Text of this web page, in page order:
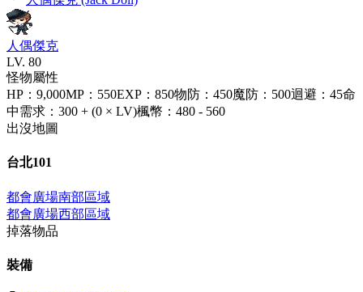
人偶傑克
LV. 80
怪物屬性
HP ： 9,000MP ： 550EXP ： 850物防 ： 450魔防 ： 500迴避 ： 45命
中需求 ： 300 + (0 × LV)楓幣 ： 480 - 560
出沒地圖
台北101
都會廣場南部區域
都會廣場西部區域
掉落物品
裝備